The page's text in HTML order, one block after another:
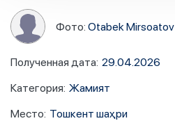
Фото:Otabek Mirsoatov
Полученная дата: 29.04.2026
Категория: Жамият
Место: Тошкент шаҳри